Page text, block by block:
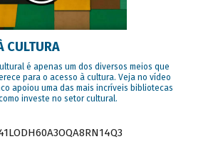
CULTURA
é apenas um dos diversos meios que
para o acesso à cultura. Veja no vídeo
apoiou uma das mais incríveis bibliotecas
investe no setor cultural.